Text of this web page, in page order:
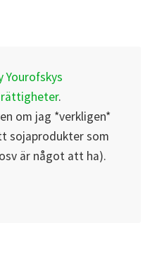
Yourofskys
.
om jag *verkligen*
sojaprodukter som
är något att ha).